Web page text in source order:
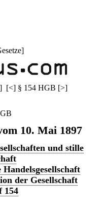
]
] [<] § 154 HGB [>]
10. Mai 1897
und stille
der Gesellschaft
154